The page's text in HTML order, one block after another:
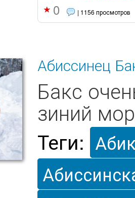
0 | 1156 просмотров
Абиссинец
Бакс
зиний
Теги: